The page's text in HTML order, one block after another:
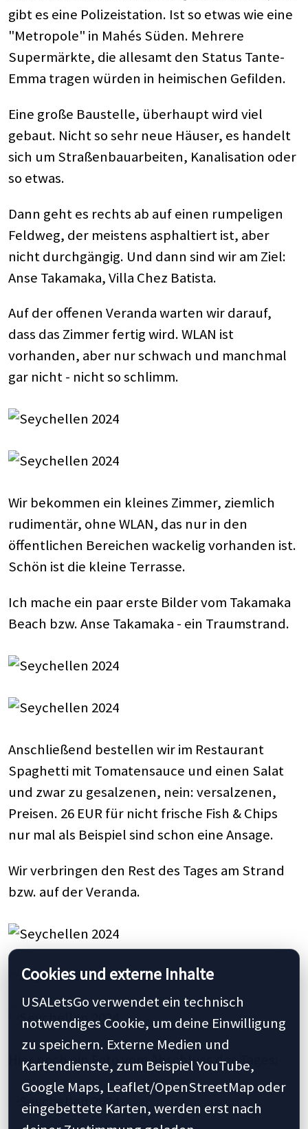
gibt es eine Polizeistation. Ist so etwas wie eine
"Metropole" in Mahés Süden. Mehrere
Supermärkte, die allesamt den Status Tante-
Emma tragen würden in heimischen Gefilden.
Eine große Baustelle, überhaupt wird viel
gebaut. Nicht so sehr neue Häuser, es handelt
sich um Straßenbauarbeiten, Kanalisation oder
so etwas.
Dann geht es rechts ab auf einen rumpeligen
Feldweg, der meistens asphaltiert ist, aber
nicht durchgängig. Und dann sind wir am Ziel:
Anse Takamaka, Villa Chez Batista.
Auf der offenen Veranda warten wir darauf,
dass das Zimmer fertig wird. WLAN ist
vorhanden, aber nur schwach und manchmal
gar nicht - nicht so schlimm.
Wir bekommen ein kleines Zimmer, ziemlich
rudimentär, ohne WLAN, das nur in den
öffentlichen Bereichen wackelig vorhanden ist.
Schön ist die kleine Terrasse.
Ich mache ein paar erste Bilder vom Takamaka
Beach bzw. Anse Takamaka - ein Traumstrand.
Anschließend bestellen wir im Restaurant
Spaghetti mit Tomatensauce und einen Salat
und zwar zu gesalzenen, nein: versalzenen,
Preisen. 26 EUR für nicht frische Fish & Chips
nur mal als Beispiel sind schon eine Ansage.
Wir verbringen den Rest des Tages am Strand
bzw. auf der Veranda.
Hier noch ein Foto vom Abschluss des Tages:
Cookies und externe Inhalte
USALetsGo verwendet ein technisch
notwendiges Cookie, um deine Einwilligung
zu speichern. Externe Medien und
Kartendienste, zum Beispiel YouTube,
Google Maps, Leaflet/OpenStreetMap oder
eingebettete Karten, werden erst nach